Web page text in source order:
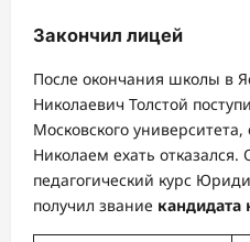
Закончил лицей
После окончания школы в
Николаевич Толстой
Московского
Николаем ехать
педагогический курс
получил звание кандидата